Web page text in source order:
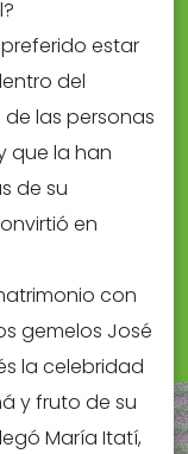
estar
del
las personas
que la han
de su
en
con
gemelos José
la celebridad
y fruto de su
María Itatí,